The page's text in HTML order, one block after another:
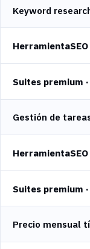
Keyword
Gestión de
Precio mensual